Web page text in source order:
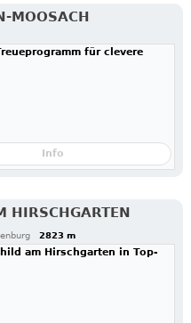
MOOSACH
für clevere
Info
HIRSCHGARTEN
2823 m
am Hirschgarten in Top-